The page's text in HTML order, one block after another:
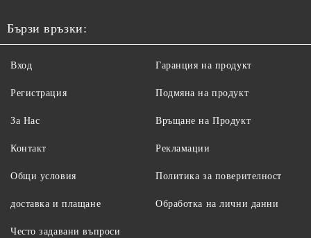
Бързи връзки:
Вход
Регистрация
За Нас
Контакт
Общи условия
доставка и плащане
Гаранция на продукт
Подмяна на продукт
Връщане на Продукт
Рекламации
Политика за поверителност
Обработка на лични данни
Често задавани въпроси